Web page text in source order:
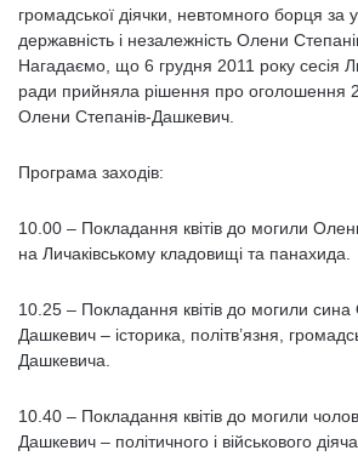
громадської діячки, невтомного борця за
державність і незалежність Олени
Нагадаємо, що 6 грудня 2011 року сесія
ради прийняла рішення про оголошення
Олени Степанів-Дашкевич.
Програма заходів:
10.00 – Покладання квітів до могили
на Личаківському кладовищі та панахида.
10.25 – Покладання квітів до могили
Дашкевич – історика, політв’язня,
Дашкевича.
10.40 – Покладання квітів до могили
Дашкевич – політичного і військового